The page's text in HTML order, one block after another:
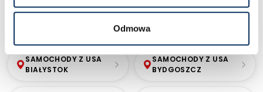
Odmowa
z USA.
SAMOCHODY Z USA
BIAŁYSTOK
SAMOCHODY Z USA
BYDGOSZCZ